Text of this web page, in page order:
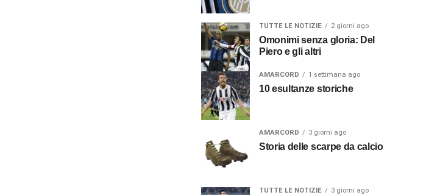
TUTTE LE NOTIZIE 2 giorni ago
Omonimi senza gloria: Del
Piero e gli altri
AMARCORD 1 settimana ago
10 esultanze storiche
AMARCORD 3 giorni ago
Storia delle scarpe da calcio
TUTTE LE NOTIZIE 3 giorni ago